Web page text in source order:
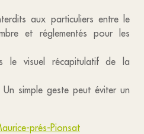
aux particuliers entre le
et réglementés pour les
le visuel récapitulatif de la
simple geste peut éviter un
prés-Pionsat